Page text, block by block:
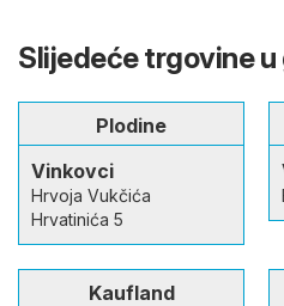
Slijedeće trgovine
Plodine
Vinkovci
Hrvoja Vukčića
Hrvatinića 5
Kaufland